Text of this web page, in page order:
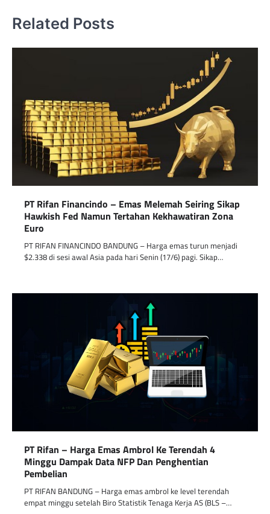
Related Posts
PT Rifan Financindo – Emas Melemah Seiring Sikap
Hawkish Fed Namun Tertahan Kekhawatiran Zona
Euro
PT RIFAN FINANCINDO BANDUNG – Harga emas turun menjadi
$2.338 di sesi awal Asia pada hari Senin (17/6) pagi. Sikap…
PT Rifan – Harga Emas Ambrol Ke Terendah 4
Minggu Dampak Data NFP Dan Penghentian
Pembelian
PT RIFAN BANDUNG – Harga emas ambrol ke level terendah
empat minggu setelah Biro Statistik Tenaga Kerja AS (BLS –…